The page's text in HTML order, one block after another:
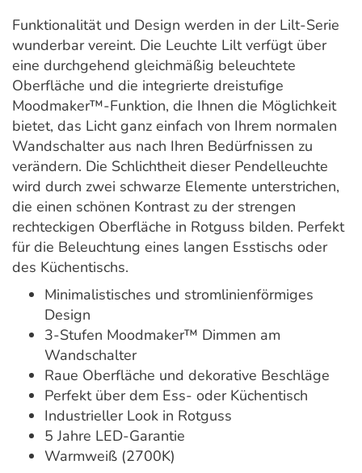
Funktionalität und Design werden in der Lilt-Serie
wunderbar vereint. Die Leuchte Lilt verfügt über
eine durchgehend gleichmäßig beleuchtete
Oberfläche und die integrierte dreistufige
Moodmaker™-Funktion, die Ihnen die Möglichkeit
bietet, das Licht ganz einfach von Ihrem normalen
Wandschalter aus nach Ihren Bedürfnissen zu
verändern. Die Schlichtheit dieser Pendelleuchte
wird durch zwei schwarze Elemente unterstrichen,
die einen schönen Kontrast zu der strengen
rechteckigen Oberfläche in Rotguss bilden. Perfekt
für die Beleuchtung eines langen Esstischs oder
des Küchentischs.
Minimalistisches und stromlinienförmiges
Design
3-Stufen Moodmaker™ Dimmen am
Wandschalter
Raue Oberfläche und dekorative Beschläge
Perfekt über dem Ess- oder Küchentisch
Industrieller Look in Rotguss
5 Jahre LED-Garantie
Warmweiß (2700K)